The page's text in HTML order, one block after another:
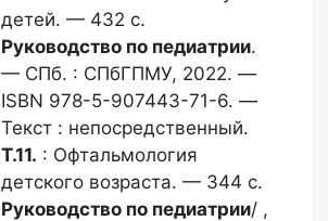
детей. — 432 с.
Руководство по педиатрии.
— СПб. : СПбГПМУ, 2022. —
ISBN 978-5-907443-71-6. —
Текст : непосредственный.
Т.11. : Офтальмология
детского возраста. — 344 с.
Руководство по педиатрии/ ,